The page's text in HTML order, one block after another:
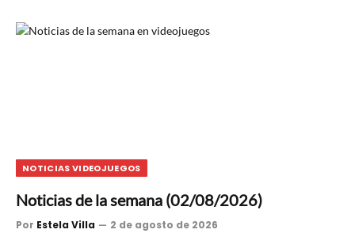
NOTICIAS VIDEOJUEGOS
Noticias de la semana (02/08/2026)
Por Estela Villa 2 de agosto de 2026